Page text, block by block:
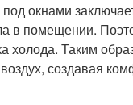
окнами
в помещении.
холода. Таким
создавая